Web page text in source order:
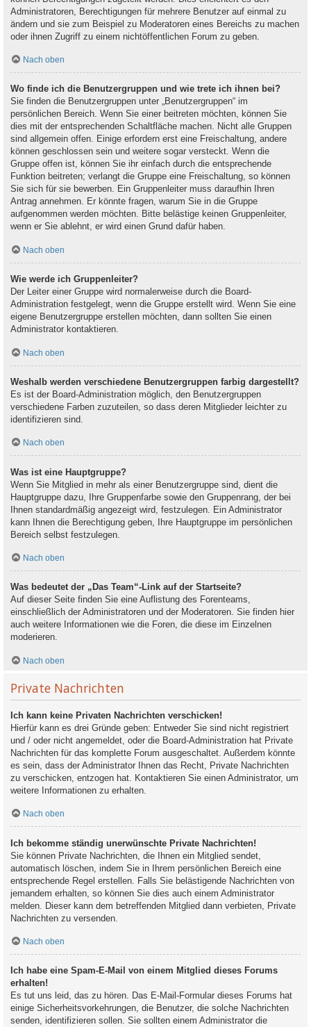
Administratoren, Berechtigungen für mehrere Benutzer auf einmal zu
ändern und sie zum Beispiel zu Moderatoren eines Bereichs zu machen
oder ihnen Zugriff zu einem nichtöffentlichen Forum zu geben.
Nach oben
Wo finde ich die Benutzergruppen und wie trete ich ihnen bei?
Sie finden die Benutzergruppen unter „Benutzergruppen“ im
persönlichen Bereich. Wenn Sie einer beitreten möchten, können Sie
dies mit der entsprechenden Schaltfläche machen. Nicht alle Gruppen
sind allgemein offen. Einige erfordern erst eine Freischaltung, andere
können geschlossen sein und weitere sogar versteckt. Wenn die
Gruppe offen ist, können Sie ihr einfach durch die entsprechende
Funktion beitreten; verlangt die Gruppe eine Freischaltung, so können
Sie sich für sie bewerben. Ein Gruppenleiter muss daraufhin Ihren
Antrag annehmen. Er könnte fragen, warum Sie in die Gruppe
aufgenommen werden möchten. Bitte belästige keinen Gruppenleiter,
wenn er Sie ablehnt, er wird einen Grund dafür haben.
Nach oben
Wie werde ich Gruppenleiter?
Der Leiter einer Gruppe wird normalerweise durch die Board-
Administration festgelegt, wenn die Gruppe erstellt wird. Wenn Sie eine
eigene Benutzergruppe erstellen möchten, dann sollten Sie einen
Administrator kontaktieren.
Nach oben
Weshalb werden verschiedene Benutzergruppen farbig dargestellt?
Es ist der Board-Administration möglich, den Benutzergruppen
verschiedene Farben zuzuteilen, so dass deren Mitglieder leichter zu
identifizieren sind.
Nach oben
Was ist eine Hauptgruppe?
Wenn Sie Mitglied in mehr als einer Benutzergruppe sind, dient die
Hauptgruppe dazu, Ihre Gruppenfarbe sowie den Gruppenrang, der bei
Ihnen standardmäßig angezeigt wird, festzulegen. Ein Administrator
kann Ihnen die Berechtigung geben, Ihre Hauptgruppe im persönlichen
Bereich selbst festzulegen.
Nach oben
Was bedeutet der „Das Team“-Link auf der Startseite?
Auf dieser Seite finden Sie eine Auflistung des Forenteams,
einschließlich der Administratoren und der Moderatoren. Sie finden hier
auch weitere Informationen wie die Foren, die diese im Einzelnen
moderieren.
Nach oben
Private Nachrichten
Ich kann keine Privaten Nachrichten verschicken!
Hierfür kann es drei Gründe geben: Entweder Sie sind nicht registriert
und / oder nicht angemeldet, oder die Board-Administration hat Private
Nachrichten für das komplette Forum ausgeschaltet. Außerdem könnte
es sein, dass der Administrator Ihnen das Recht, Private Nachrichten
zu verschicken, entzogen hat. Kontaktieren Sie einen Administrator, um
weitere Informationen zu erhalten.
Nach oben
Ich bekomme ständig unerwünschte Private Nachrichten!
Sie können Private Nachrichten, die Ihnen ein Mitglied sendet,
automatisch löschen, indem Sie in Ihrem persönlichen Bereich eine
entsprechende Regel erstellen. Falls Sie belästigende Nachrichten von
jemandem erhalten, so können Sie dies auch einem Administrator
melden. Dieser kann dem betreffenden Mitglied dann verbieten, Private
Nachrichten zu versenden.
Nach oben
Ich habe eine Spam-E-Mail von einem Mitglied dieses Forums
erhalten!
Es tut uns leid, das zu hören. Das E-Mail-Formular dieses Forums hat
einige Sicherheitsvorkehrungen, die Benutzer, die solche Nachrichten
senden, identifizieren sollen. Sie sollten einem Administrator die